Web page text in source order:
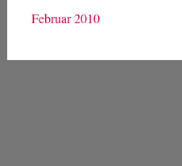
Februar 2010